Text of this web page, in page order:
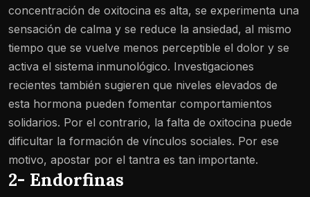
concentración de oxitocina es alta, se experimenta una
sensación de calma y se reduce la ansiedad, al mismo
tiempo que se vuelve menos perceptible el dolor y se
activa el sistema inmunológico. Investigaciones
recientes también sugieren que niveles elevados de
esta hormona pueden fomentar comportamientos
solidarios. Por el contrario, la falta de oxitocina puede
dificultar la formación de vínculos sociales. Por ese
motivo, apostar por el tantra es tan importante.
2- Endorfinas